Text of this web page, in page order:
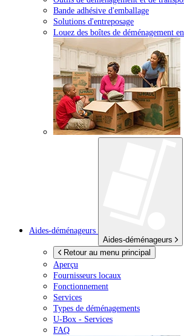
Bande adhésive d'emballage
Solutions d'entreposage
Louez des boîtes de déménagement
Aides-déménageurs
Aides-déménageurs
Retour au menu principal
Aperçu
Fournisseurs locaux
Fonctionnement
Services
Types de déménagements
U-Box - Services
FAQ